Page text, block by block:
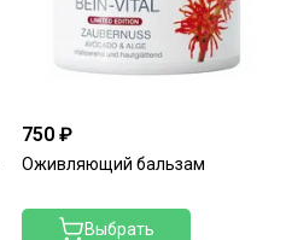
750 ₽
Оживляющий бальзам
Выбрать